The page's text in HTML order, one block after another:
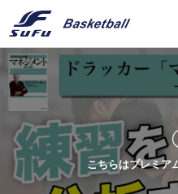
こちらはプレミア